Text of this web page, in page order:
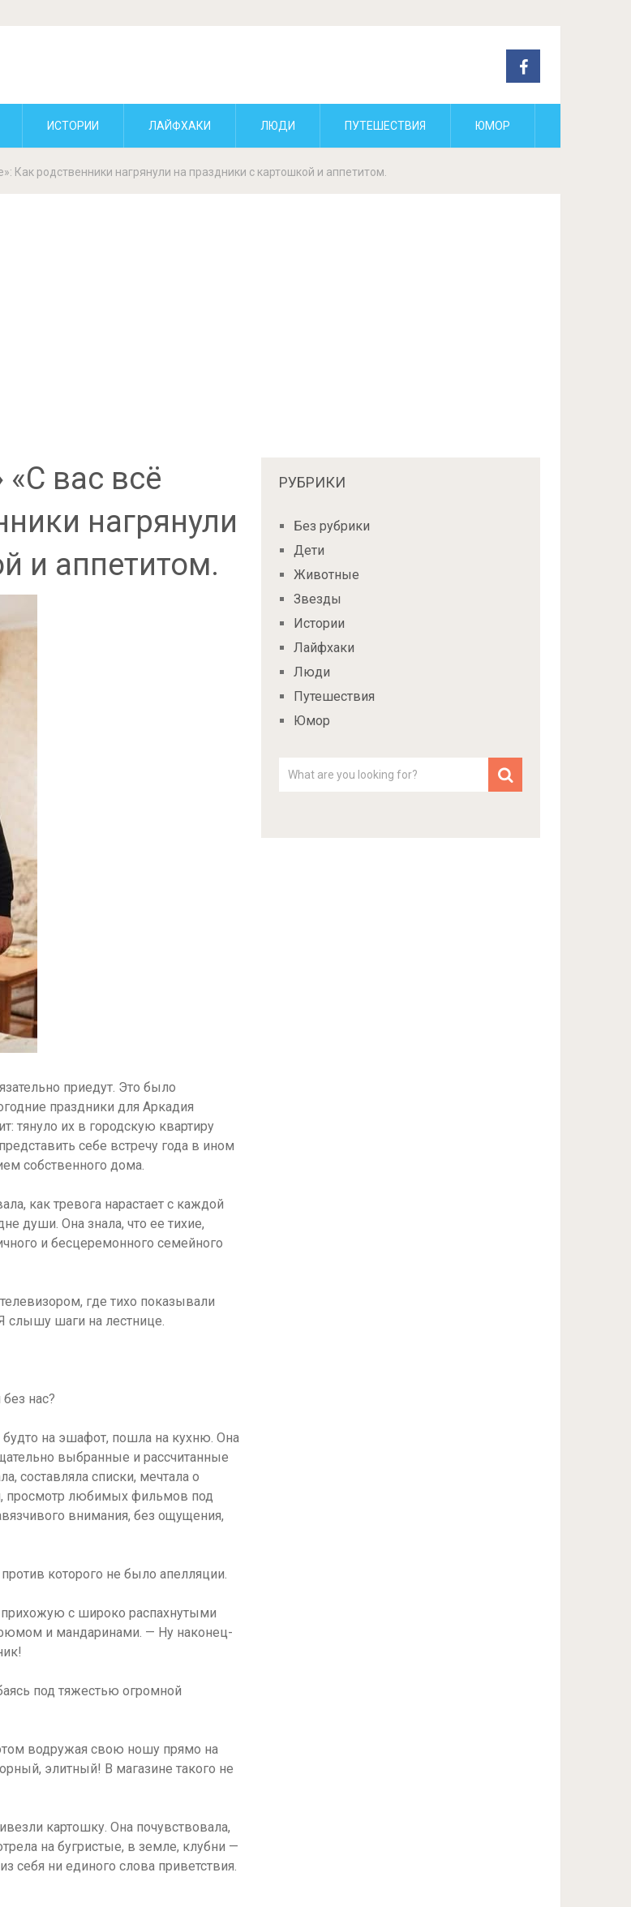
ИСТОРИИ ЛАЙФХАКИ ЛЮДИ ПУТЕШЕСТВИЯ ЮМОР
Как родственники нагрянули на праздники с картошкой и аппетитом.
вас всё
нагрянули
и аппетитом.
приедут. Это было
праздники для Аркадия
тянуло их в городскую квартиру
себе встречу года в ином
собственного дома.
как тревога нарастает с каждой
души. Она знала, что ее тихие,
и бесцеремонного семейного
где тихо показывали
слышу шаги на лестнице.
нас?
на эшафот, пошла на кухню. Она
выбранные и рассчитанные
составляла списки, мечтала о
просмотр любимых фильмов под
внимания, без ощущения,
которого не было апелляции.
с широко распахнутыми
и мандаринами. — Ну наконец-
под тяжестью огромной
водружая свою ношу прямо на
элитный! В магазине такого не
картошку. Она почувствовала,
на бугристые, в земле, клубни —
ни единого слова приветствия.
РУБРИКИ
Без рубрики
Дети
Животные
Звезды
Истории
Лайфхаки
Люди
Путешествия
Юмор